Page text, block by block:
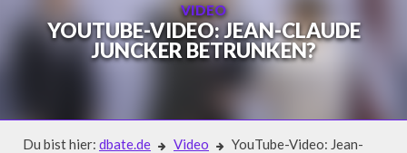
VIDEO
YOUTUBE-VIDEO: JEAN-CLAUDE
JUNCKER BETRUNKEN?
Du bist hier: dbate.de Video
YouTube-Video: Jean-